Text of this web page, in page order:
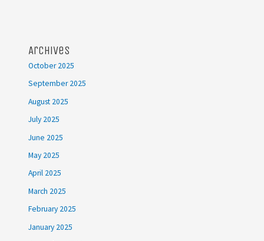
Archives
October 2025
September 2025
August 2025
July 2025
June 2025
May 2025
April 2025
March 2025
February 2025
January 2025